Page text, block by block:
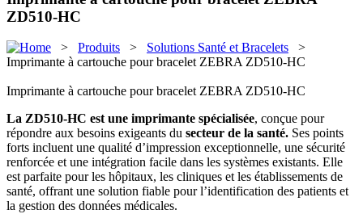
ZD510-HC
> Produits > Solutions Santé et Bracelets >
Imprimante à cartouche pour bracelet ZEBRA ZD510-HC
Imprimante à cartouche pour bracelet ZEBRA ZD510-HC
La ZD510-HC est une imprimante spécialisée, conçue pour
répondre aux besoins exigeants du secteur de la santé. Ses points
forts incluent une qualité d’impression exceptionnelle, une sécurité
renforcée et une intégration facile dans les systèmes existants. Elle
est parfaite pour les hôpitaux, les cliniques et les établissements de
santé, offrant une solution fiable pour l’identification des patients et
la gestion des données médicales.